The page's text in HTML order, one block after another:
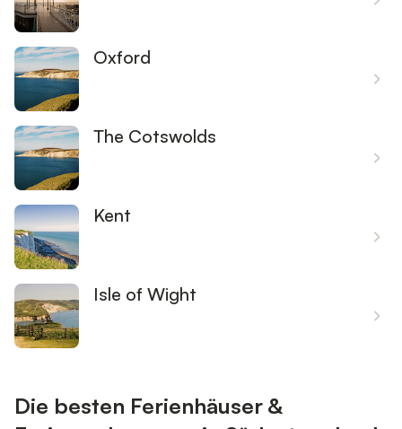
Oxford
The Cotswolds
Kent
Isle of Wight
Die besten Ferienhäuser &